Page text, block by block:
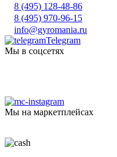
8 (495) 128-48-86
8 (495) 970-96-15
info@gyromania.ru
Telegram
Мы в соцсетях
Мы на маркетплейсах